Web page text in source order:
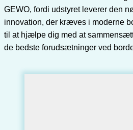
GEWO, fordi udstyret leverer den
innovation, der kræves i moderne
til at hjælpe dig med at
de bedste forudsætninger ved